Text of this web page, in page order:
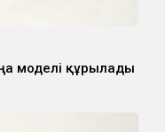
моделі құрылады